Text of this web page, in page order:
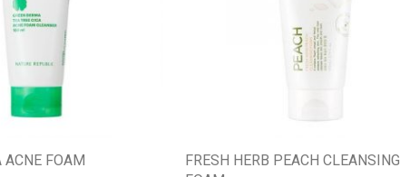
ACNE FOAM
FRESH HERB PEACH CLEANSING